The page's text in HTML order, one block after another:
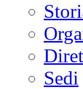
Sedi